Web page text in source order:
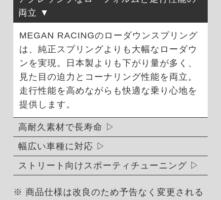
両立
MEGAN RACINGのローダウンスプリング
は、純正スプリングよりも大幅なローダウ
ンを実現。日本製よりも下がり量が多く、
見た目の迫力とコーナリング性能を両立。
走行性能を高めながらも快適な乗り心地を
提供します。
高耐久素材で長寿命
幅広い車種に対応
ストリート向けスポーティチューニング
※ 商品仕様は改良のため予告なく変更される